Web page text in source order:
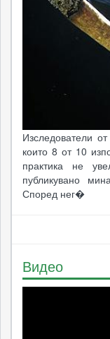
Изследователи
които 8 от 10
практика не
публикувано
Според нег�
Видео